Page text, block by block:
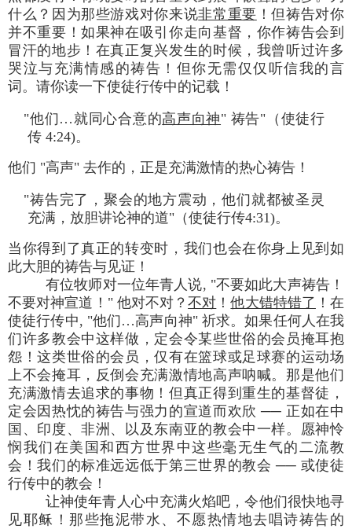
什么？因为那些游戏对你来说非常重要 ！但祷告对你
并不重要！如果神在吸引你走向基督，你作祷告会到
冒汗的地步！在真正复兴发生的时候，我曾听过许多
哭泣与充满情感的祷告！但你无需仅仅听信我的言
词。请你读一下使徒行传中的记载！
"他们…就同心合意的高声向神" 祷告"（使徒行
传 4:24)。
他们 "高声" 去作的，正是充满激情的热心祷告！
"祷告完了，聚会的地方震动，他们就都被圣灵
充满，放胆讲论神的道"（使徒行传4:31)。
当你得到了真正的转变时，我们也会在你身上见到如
此大胆的祷告与见证！
有位牧师对一位年青人说, "不要如此大声祷告！
不要对神宣道！" 他对不对？不对 ！他大错特错了 ！在
使徒行传中, "他们…高声向神" 祈求。如果任何人在我
们许多教会中这样做，定会令某些世俗的会员掩耳抱
怨！这类世俗的会员，仅有在篮球或足球赛的运动场
上不会掩耳，反倒会充满激情地高声呐喊。那是他们
充满激情去追求的事物！但真正得到重生的基督徒，
定会因热忱的祷告与强力的宣道而欢欣 ── 正如在中
国、印度、非洲、以及东南亚的教会中一样。愿神怜
悯我们在美国和西方世界中这些毫无生气的二流教
会！我们的标准远远低于第三世界的教会 ── 或使徒
行传中的教会！
让神使年青人心中充满火焰吧，令他们很快地寻
见耶稣！那些拖泥带水、不愿热情地去唱诗祷告的